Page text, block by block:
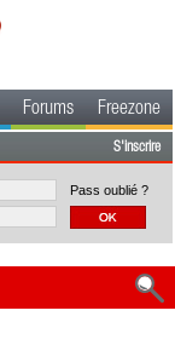
Forums Freezone
S'inscrire
Pass oublié ?